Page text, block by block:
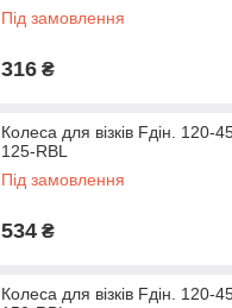
Під замовлення
316 ₴
Колеса для візків Fдін. 120-
125-RBL
Під замовлення
534 ₴
Колеса для візків Fдін. 120-